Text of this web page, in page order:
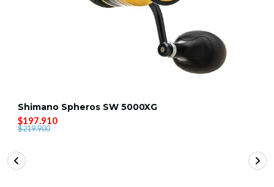
Shimano Spheros SW 5000XG
$197.910
$219.900